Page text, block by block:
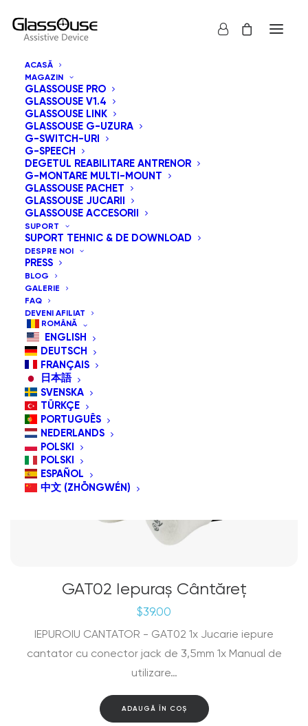
ACASĂ
MAGAZIN
GLASSOUSE PRO
GLASSOUSE V1.4
GLASSOUSE LINK
GLASSOUSE G-UZURA
G-SWITCH-URI
G-SPEECH
DEGETUL REABILITARE ANTRENOR
G-MONTARE MULTI-MOUNT
GLASSOUSE PACHET
GLASSOUSE JUCARII
GLASSOUSE ACCESORII
SUPORT
SUPORT TEHNIC & DE DOWNLOAD
DESPRE NOI
PRESS
BLOG
GALERIE
FAQ
DEVENI AFILIAT
ROMÂNĂ
ENGLISH
DEUTSCH
FRANÇAIS
日本語
SVENSKA
TÜRKÇE
PORTUGUÊS
NEDERLANDS
POLSKI
POLSKI
ESPAÑOL
中文 (ZHŌNGWÉN)
Arată tot
Sortează după preț: de la mare la mic
Sortare implicită
Sortează după popularitatea vânzărilor
Sortează după preț: de la mic la mare
GAT02 Iepuraș Cântăreț
$39.00
IEPUROIU CANTATOR - GAT02 1x Jucarie iepure
cantator cu conector jack de 3,5mm 1x Manual de
utilizare…
ADAUGĂ ÎN COȘ